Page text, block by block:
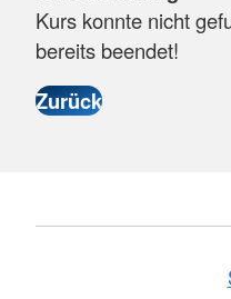
Kurs konnte nicht
bereits beendet!